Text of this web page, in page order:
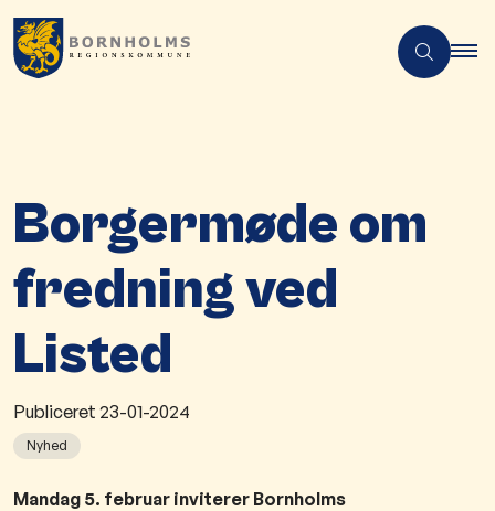
Borgermøde om
fredning ved
Listed
Publiceret 23-01-2024
Nyhed
​​​​​​​​​​​​​​​​​​​​​​​Mandag 5. februar inviterer Bornholms